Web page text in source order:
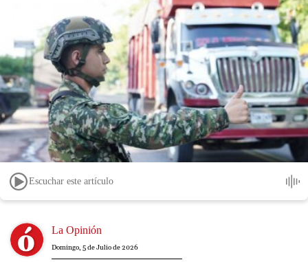
Escuchar este artículo
Image La Opinión
Domingo, 5 de Julio de 2026